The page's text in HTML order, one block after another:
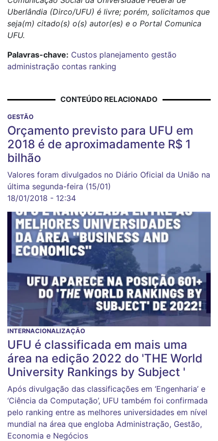
Uberlândia (Dirco/UFU) é livre; porém, solicitamos que
seja(m) citado(s) o(s) autor(es) e o Portal Comunica
UFU.
Palavras-chave: Custos planejamento gestão
administração contas ranking
CONTEÚDO RELACIONADO
GESTÃO
Orçamento previsto para UFU em
2018 é de aproximadamente R$ 1
bilhão
Valores foram divulgados no Diário Oficial da União na
última segunda-feira (15/01)
18/01/2018 - 12:34
INTERNACIONALIZAÇÃO
UFU é classificada em mais uma
área na edição 2022 do 'THE World
University Rankings by Subject '
Após divulgação das classificações em ‘Engenharia’ e
‘Ciência da Computação’, UFU também foi confirmada
pelo ranking entre as melhores universidades em nível
mundial na área que engloba Administração, Gestão,
Economia e Negócios